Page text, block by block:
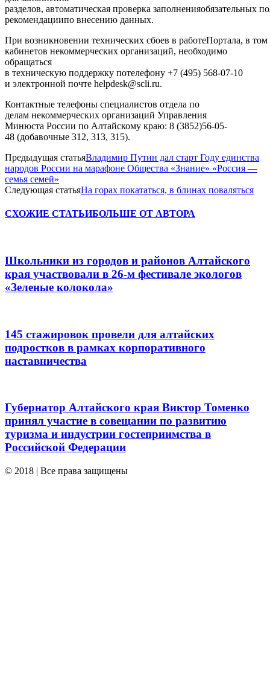
разделов, автоматическая проверка заполненияобязательных
рекомендациипо внесению данных.
При возникновении технических сбоев в работеПортала, в
кабинетов некоммерческих организаций, необходимо
обращаться
в техническую поддержку потелефону +7 (495) 568-07-10
и электронной почте helpdesk@scli.ru.
Контактные телефоны специалистов отдела по
делам некоммерческих организаций Управления
Минюста России по Алтайскому краю: 8 (3852)56-05-
48 (добавочные 312, 313, 315).
Предыдущая статьяВладимир Путин дал старт Году единства
народов России на марафоне Общества «Знание» «Россия —
семья семей»
Следующая статьяНа горах покататься, в блинах поваляться
СХОЖИЕ СТАТЬИБОЛЬШЕ ОТ АВТОРА
Школьники из городов и районов Алтайского
края участвовали в 26-м фестивале экологов
«Зеленые колокола»
145 стажировок провели для алтайских
подростков в рамках корпоративного
наставничества
Губернатор Алтайского края Виктор Томенко
принял участие в совещании по развитию
туризма и индустрии гостеприимства в
Российской Федерации
© 2018 | Все права защищены